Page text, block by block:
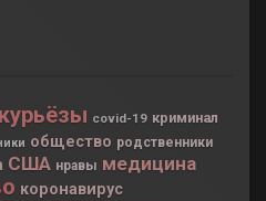
курьёзы covid-19 криминал
общество родственники
США нравы медицина
коронавирус